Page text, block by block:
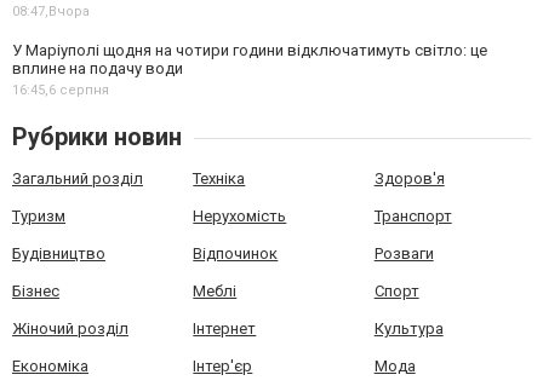
08:47,Вчора
У Маріуполі щодня на чотири години відключатимуть світло: це
вплине на подачу води
16:45,6 серпня
Рубрики новин
Загальний розділ Техніка Здоров'я
Туризм Нерухомість Транспорт
Будівництво Відпочинок Розваги
Бізнес Меблі Спорт
Жіночий розділ Інтернет Культура
Економіка Інтер'єр Мода